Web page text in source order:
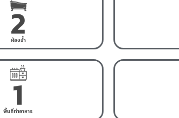
2
ห้องน้ำ
1
พื้นที่ทำอาหาร